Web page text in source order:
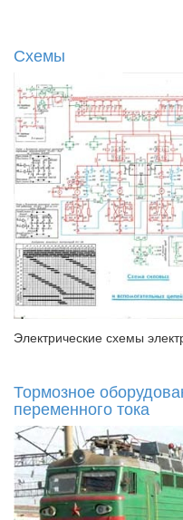
Схемы
Электрические схемы
Тормозное
переменного тока